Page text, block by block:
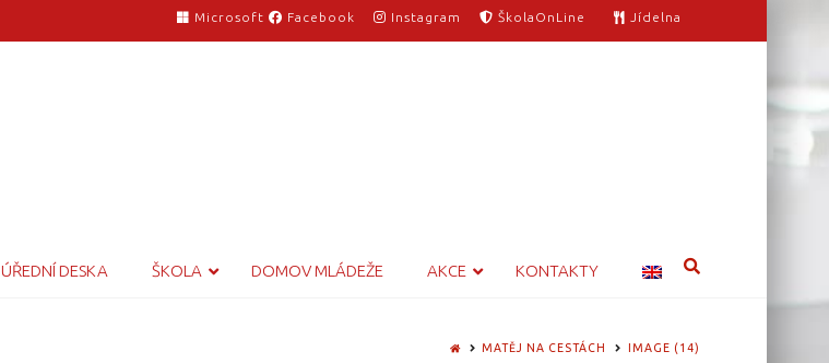
Microsoft Facebook Instagram ŠkolaOnLine Jídelna
ÚŘEDNÍ DESKA ŠKOLA DOMOV MLÁDEŽE AKCE KONTAKTY
HOMEMATĚJ NA CESTÁCH IMAGE (14)